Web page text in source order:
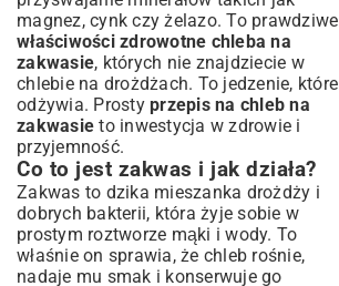
w Pieczeniu Chleba na Zakwasie
Dlaczego mój chleb nie wyrasta?
Skórka chleba: zbyt twarda czy zbyt blada?
Jak uzyskać idealne pęcherzyki w
miąższu?
Rozwój Twoich Umiejętności: Wariacje i
Dodatki do Chleba na Zakwasie
Chleb na zakwasie z ziarnami i suszonymi
owocami
Chleb na zakwasie z mąki pełnoziarnistej
Sposoby podawania i przechowywania
świeżego chleba
magnez, cynk czy żelazo. To prawdziwe
właściwości zdrowotne chleba na
zakwasie, których nie znajdziecie w
chlebie na drożdżach. To jedzenie, które
odżywia. Prosty przepis na chleb na
zakwasie to inwestycja w zdrowie i
przyjemność.
Co to jest zakwas i jak działa?
Zakwas to dzika mieszanka drożdży i
dobrych bakterii, która żyje sobie w
prostym roztworze mąki i wody. To
właśnie on sprawia, że chleb rośnie,
nadaje mu smak i konserwuje go